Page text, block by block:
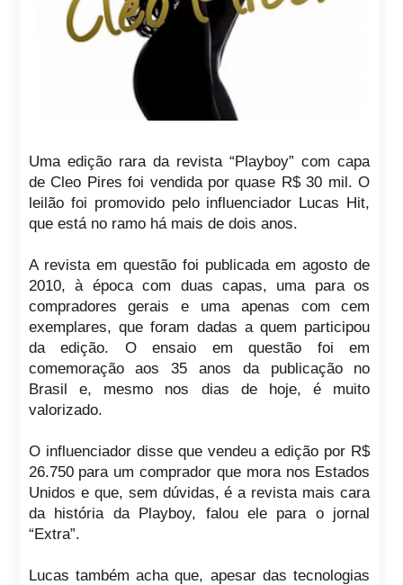
Uma edição rara da revista “Playboy” com capa
de Cleo Pires foi vendida por quase R$ 30 mil. O
leilão foi promovido pelo influenciador Lucas Hit,
que está no ramo há mais de dois anos.
A revista em questão foi publicada em agosto de
2010, à época com duas capas, uma para os
compradores gerais e uma apenas com cem
exemplares, que foram dadas a quem participou
da edição. O ensaio em questão foi em
comemoração aos 35 anos da publicação no
Brasil e, mesmo nos dias de hoje, é muito
valorizado.
O influenciador disse que vendeu a edição por R$
26.750 para um comprador que mora nos Estados
Unidos e que, sem dúvidas, é a revista mais cara
da história da Playboy, falou ele para o jornal
“Extra”.
Lucas também acha que, apesar das tecnologias